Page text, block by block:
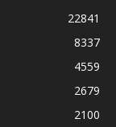
22841
8337
4559
2679
2100